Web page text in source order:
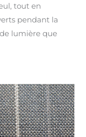
tout en
pendant la
lumière que